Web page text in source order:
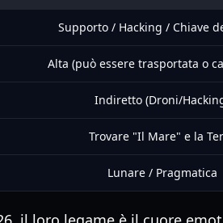
Supporto / Hacking / Chiave
Alta (può essere trasportata o
Indiretto (Droni/
Trovare "Il Mare" e la
Lunare / Pragmatica